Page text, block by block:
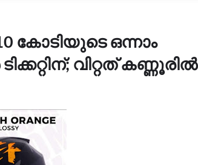
കോടിയുടെ ഒന്നാം
വിറ്റത് കണ്ണൂരിൽ